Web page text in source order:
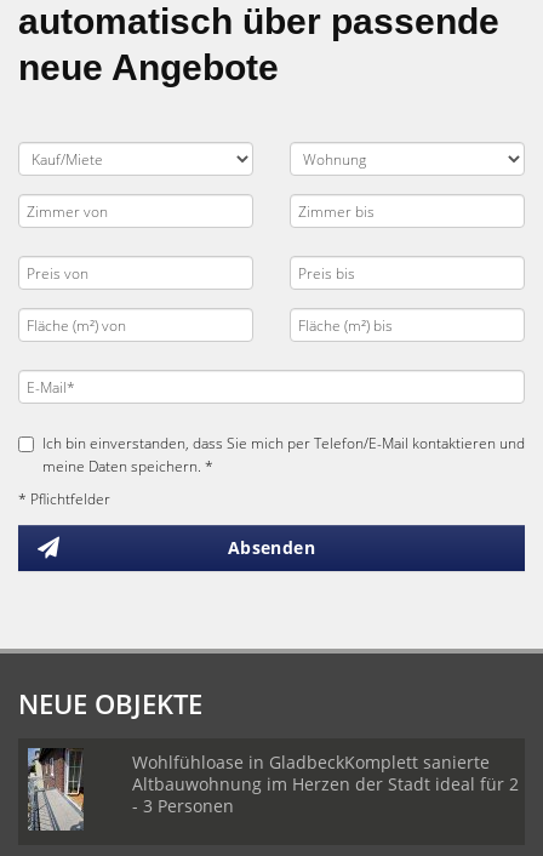
automatisch über passende
neue Angebote
Ich bin einverstanden, dass Sie mich per Telefon/E-Mail kontaktieren und
meine Daten speichern. *
* Pflichtfelder
Absenden
NEUE OBJEKTE
Wohlfühloase in GladbeckKomplett sanierte
Altbauwohnung im Herzen der Stadt ideal für 2
- 3 Personen